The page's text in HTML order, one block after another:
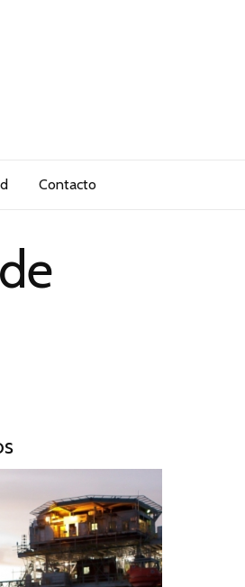
Contacto